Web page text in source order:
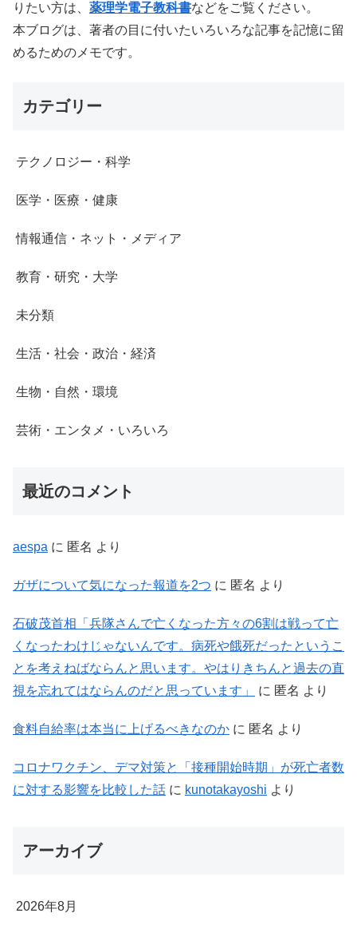
りたい方は、 薬理学電子教科書などをご覧ください。
本ブログは、著者の目に付いたいろいろな記事を記憶に留
めるためのメモです。
カテゴリー
テクノロジー・科学
医学・医療・健康
情報通信・ネット・メディア
教育・研究・大学
未分類
生活・社会・政治・経済
生物・自然・環境
芸術・エンタメ・いろいろ
最近のコメント
aespa に 匿名 より
ガザについて気になった報道を2つ に 匿名 より
石破茂首相「兵隊さんで亡くなった方々の6割は戦って亡
くなったわけじゃないんです。病死や餓死だったというこ
とを考えねばならんと思います。やはりきちんと過去の直
視を忘れてはならんのだと思っています」
に 匿名 より
食料自給率は本当に上げるべきなのか に 匿名 より
コロナワクチン、デマ対策と「接種開始時期」が死亡者数
に対する影響を比較した話 に kunotakayoshi より
アーカイブ
2026年8月